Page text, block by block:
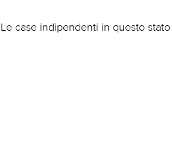
case indipendenti in questo